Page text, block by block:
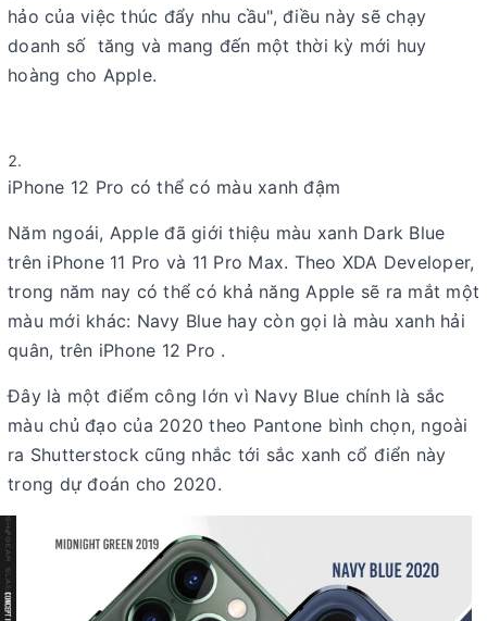
hảo của việc thúc đẩy nhu cầu", điều này sẽ chạy
doanh số tăng và mang đến một thời kỳ mới huy
hoàng cho Apple.
iPhone 12 Pro có thể có màu xanh đậm
Năm ngoái, Apple đã giới thiệu màu xanh Dark Blue
trên iPhone 11 Pro và 11 Pro Max. Theo XDA Developer,
trong năm nay có thể có khả năng Apple sẽ ra mắt một
màu mới khác: Navy Blue hay còn gọi là màu xanh hải
quân, trên iPhone 12 Pro .
Đây là một điểm công lớn vì Navy Blue chính là sắc
màu chủ đạo của 2020 theo Pantone bình chọn, ngoài
ra Shutterstock cũng nhắc tới sắc xanh cổ điển này
trong dự đoán cho 2020.